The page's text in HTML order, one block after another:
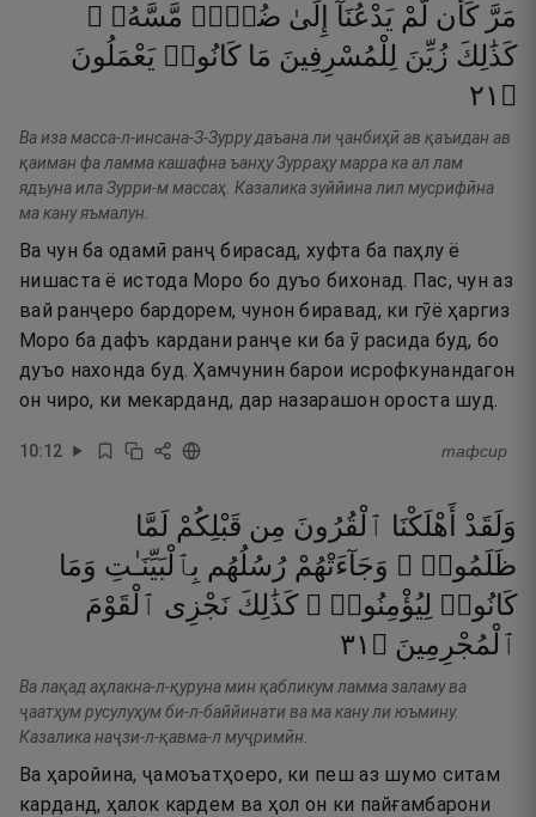
مَرَّ كَأَن لَّمْ يَدْعُنَآ إِلَىٰ ضُرٍّۢ مَّسَّهُۥ ۚ
كَذَٰلِكَ زُيِّنَ لِلْمُسْرِفِينَ مَا كَانُوا۟ يَعْمَلُونَ
۝ ١٢
Ва иза масса-л-инсана-З-Зурру даъана ли ҷанбиҳӣ ав қаъидан ав
қаиман фа ламма кашафна ъанҳу Зурраҳу марра ка ал лам
ядъуна ила Зурри-м массаҳ. Казалика зуййина лил мусрифӣна
ма кану яъмалун.
Ва чун ба одамӣ ранҷ бирасад, хуфта ба паҳлу ё
нишаста ё истода Моро бо дуъо бихонад. Пас, чун аз
вай ранҷеро бардорем, чунон биравад, ки гӯё ҳаргиз
Моро ба дафъ кардани ранҷе ки ба ӯ расида буд, бо
дуъо нахонда буд. Ҳамчунин барои исрофкунандагон
он чиро, ки мекарданд, дар назарашон ороста шуд.
10:12 тафсир
وَلَقَدْ أَهْلَكْنَا ٱلْقُرُونَ مِن قَبْلِكُمْ لَمَّا
ظَلَمُوا۟ ۙ وَجَآءَتْهُمْ رُسُلُهُم بِٱلْبَيِّنَـٰتِ وَمَا
كَانُوا۟ لِيُؤْمِنُوا۟ ۚ كَذَٰلِكَ نَجْزِى ٱلْقَوْمَ
ٱلْمُجْرِمِينَ ۝ ١٣
Ва лақад аҳлакна-л-қуруна мин қабликум ламма заламу ва
ҷаатҳум русулуҳум би-л-баййинати ва ма кану ли юъмину.
Казалика наҷзи-л-қавма-л муҷримӣн.
Ва ҳаройина, ҷамоъатҳоеро, ки пеш аз шумо ситам
карданд, ҳалок кардем ва ҳол он ки пайғамбарони